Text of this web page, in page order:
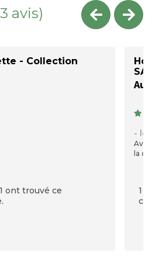
avis)
- Collection
ont trouvé ce
- le
la
1